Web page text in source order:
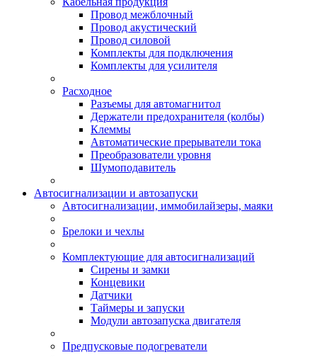
Провод межблочный
Провод акустический
Провод силовой
Комплекты для подключения
Комплекты для усилителя
Расходное
Разъемы для автомагнитол
Держатели предохранителя (колбы)
Клеммы
Автоматические прерыватели тока
Преобразователи уровня
Шумоподавитель
Автосигнализации и автозапуски
Автосигнализации, иммобилайзеры, маяки
Брелоки и чехлы
Комплектующие для автосигнализаций
Сирены и замки
Концевики
Датчики
Таймеры и запуски
Модули автозапуска двигателя
Предпусковые подогреватели